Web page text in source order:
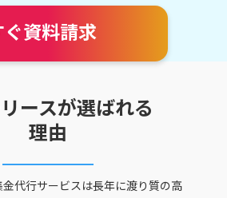
ぐ資料請求
ースが選ばれる
理由
金代行サービスは長年に渡り質の高